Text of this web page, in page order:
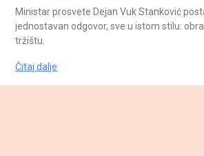
Ministar prosvete Dejan Vuk Stanković
jednostavan odgovor, sve u istom stilu:
tržištu.
Čitaj dalje